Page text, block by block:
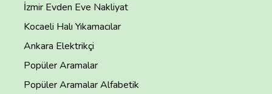
İzmir Evden Eve Nakliyat
Kocaeli Halı Yıkamacılar
Ankara Elektrikçi
Popüler Aramalar
Popüler Aramalar Alfabetik